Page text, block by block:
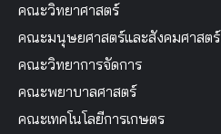
คณะวิทยาศาสตร์
คณะมนุษยศาสตร์และสังคมศาสตร์
คณะวิทยาการจัดการ
คณะพยาบาลศาสตร์
คณะเทคโนโลยีการเกษตร